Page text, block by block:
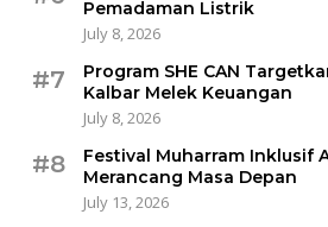
Pemadaman Listrik
July 8, 2026
#7
Program SHE CAN
Kalbar Melek Keuangan
July 8, 2026
#8
Festival Muharram Inklusif
Merancang Masa Depan
July 13, 2026